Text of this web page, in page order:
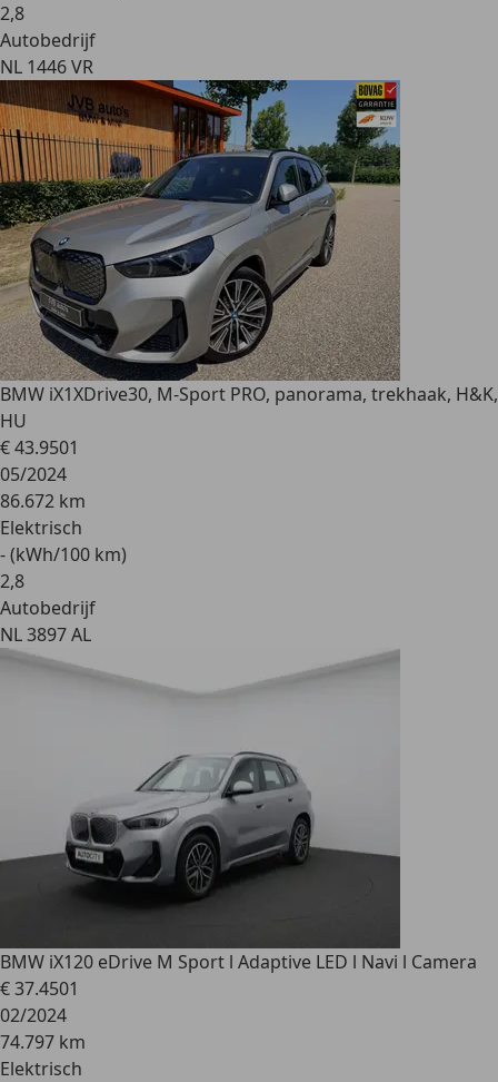
2,8
Autobedrijf
NL 1446 VR
BMW iX1XDrive30, M-Sport PRO, panorama, trekhaak, H&K,
HU
€ 43.9501
05/2024
86.672 km
Elektrisch
- (kWh/100 km)
2,8
Autobedrijf
NL 3897 AL
BMW iX120 eDrive M Sport l Adaptive LED l Navi l Camera
€ 37.4501
02/2024
74.797 km
Elektrisch